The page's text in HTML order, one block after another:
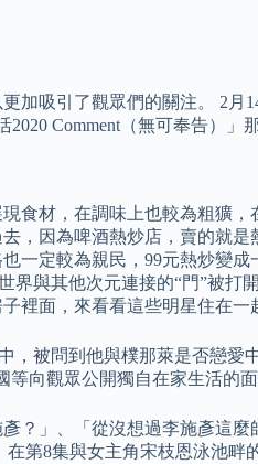
加吸引了觀眾們的關注。 2
Comment（無可奉告）」
食材，在調味上也較為粗獷
，因為啤酒熱炒店，賣的就
一定較為親民，99元熱炒
界與其他次元連接的“門”被
裡面，來看看這些明星住在一
，被問到他與樸那萊是否戀
向觀眾公開獨自在家生活的
？」、「從沒想過李施彥這
第8集與女主角宋枝恩泳池